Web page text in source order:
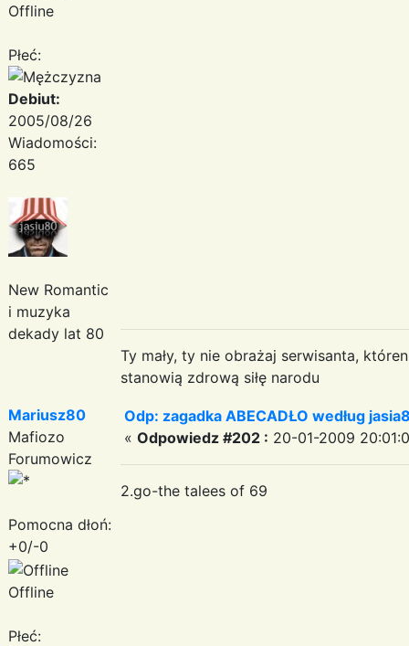
Offline
Płeć:
Debiut:
2005/08/26
Wiadomości:
665
New Romantic
i muzyka
dekady lat 80
Ty mały, ty nie obrażaj serwisanta,
stanowią zdrową siłę narodu
Mariusz80
Mafiozo
Forumowicz
Pomocna dłoń:
+0/-0
Offline
Płeć:
Odp: zagadka ABECADŁO według
« Odpowiedz #202 : 20-01-2009
2.go-the talees of 69